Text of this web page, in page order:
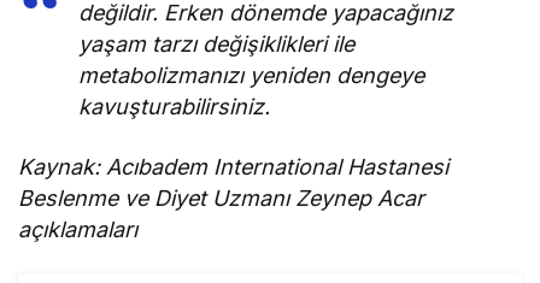
değildir. Erken dönemde yapacağınız
yaşam tarzı değişiklikleri ile
metabolizmanızı yeniden dengeye
kavuşturabilirsiniz.
Kaynak: Acıbadem International Hastanesi
Beslenme ve Diyet Uzmanı Zeynep Acar
açıklamaları